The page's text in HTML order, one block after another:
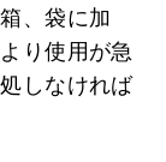
、袋に加
り使用が急
しなければ